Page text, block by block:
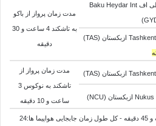
فرودگاه حیدر علی اف Baku Heydar Int
مدت زمان پرواز از باکو
به تاشکند 4 ساعت و 30
دقیقه
فرودگاه تاشکند Tashkent ازبکستان (TAS)
مدت زمان پرواز از
تاشکند به نوکوس 3
ساعت و 10 دقیقه
کل طول زمان پرواز در هوا:6 ساعت و 45 دقیقه - کل طول زمان جابجایی هواپیما ها:24